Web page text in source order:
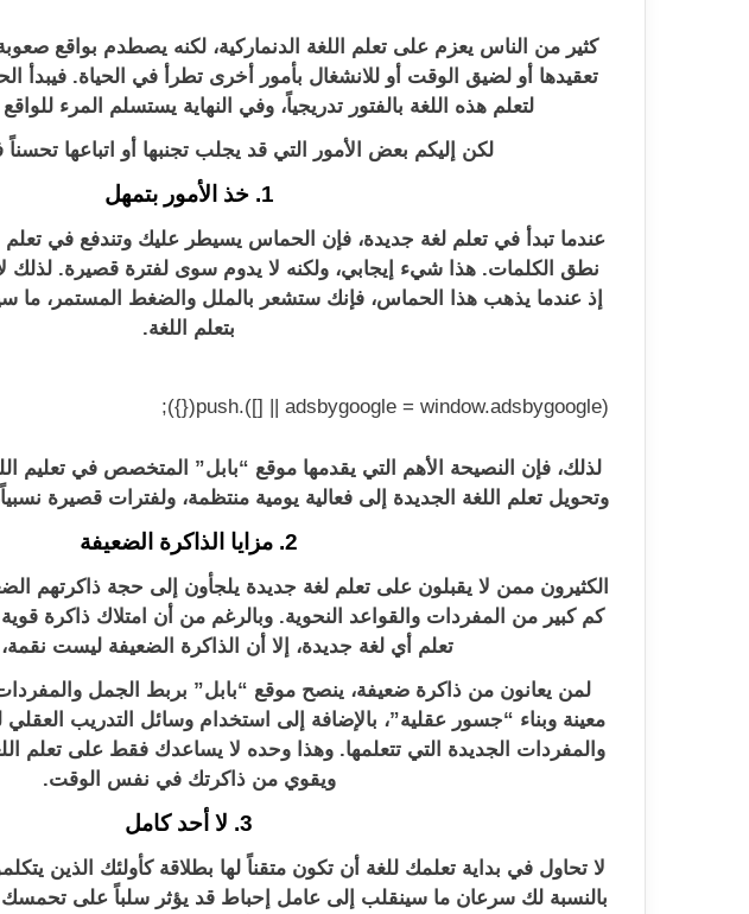
كثير من الناس يعزم على تعلم اللغة الدنماركية، لكنه يصطدم بواقع
تعقيدها أو لضيق الوقت أو للانشغال بأمور أخرى تطرأ في الحياة. فيبدأ
لتعلم هذه اللغة بالفتور تدريجياً، وفي النهاية يستسلم المرء
لكن إليكم بعض الأمور التي قد يجلب تجنبها أو اتباعها تحسناً
1. خذ الأمور بتمهل
عندما تبدأ في تعلم لغة جديدة، فإن الحماس يسيطر عليك وتندفع في
نطق الكلمات. هذا شيء إيجابي، ولكنه لا يدوم سوى لفترة قصيرة. لذلك
إذ عندما يذهب هذا الحماس، فإنك ستشعر بالملل والضغط المستمر، ما
بتعلم اللغة.
(adsbygoogle = window.adsbygoogle || []).push({});
لذلك، فإن النصيحة الأهم التي يقدمها موقع “بابل” المتخصص في
وتحويل تعلم اللغة الجديدة إلى فعالية يومية منتظمة، ولفترات قصيرة
2. مزايا الذاكرة الضعيفة
الكثيرون ممن لا يقبلون على تعلم لغة جديدة يلجأون إلى حجة ذاكرتهم
كم كبير من المفردات والقواعد النحوية. وبالرغم من أن امتلاك ذاكرة
تعلم أي لغة جديدة، إلا أن الذاكرة الضعيفة ليست
لمن يعانون من ذاكرة ضعيفة، ينصح موقع “بابل” بربط الجمل
معينة وبناء “جسور عقلية”، بالإضافة إلى استخدام وسائل التدريب
والمفردات الجديدة التي تتعلمها. وهذا وحده لا يساعدك فقط على تعلم
ويقوي من ذاكرتك في نفس الوقت.
3. لا أحد كامل
لا تحاول في بداية تعلمك للغة أن تكون متقناً لها بطلاقة كأولئك الذين
بالنسبة لك سرعان ما سينقلب إلى عامل إحباط قد يؤثر سلباً على تحمسك